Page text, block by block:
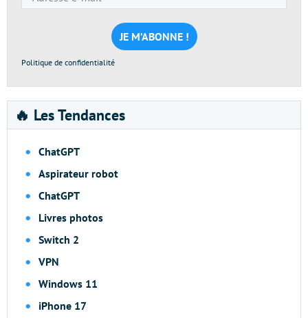
e-
mail
*
Politique de confidentialité
🔥 Les Tendances
ChatGPT
Aspirateur robot
ChatGPT
Livres photos
Switch 2
VPN
Windows 11
iPhone 17